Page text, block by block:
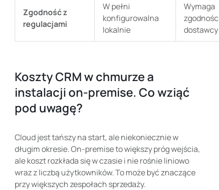
Zgodność z
regulacjami
W pełni
konfigurowalna
lokalnie
Wymaga
Koszty CRM w chmurze a
instalacji on-premise. Co wziąć
pod uwagę?
Cloud jest tańszy na start, ale niekoniecznie w
długim okresie. On-premise to większy próg wejścia,
ale koszt rozkłada się w czasie i nie rośnie liniowo
wraz z liczbą użytkowników. To może być znaczące
przy większych zespołach sprzedaży.